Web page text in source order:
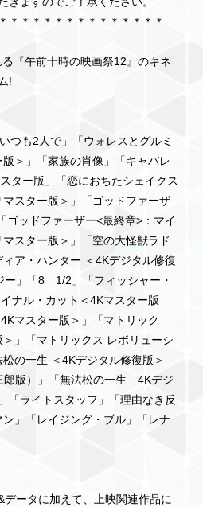
＊＊＊＊＊＊＊＊＊＊＊＊＊＊
『午前十時の映画祭12』のキネ
!
つも2人で」「ウォレスとグルミ
＞」「家族の肖像」「キャバレ
ター版」「恋におちたシェイクス
スター版＞」「ゴッドファーザ
ゴッドファーザー<最終章>：マイ
スター版＞」「空の大怪獣ラド
ア・ハンター ＜4Kデジタル修復
ー」「8 1/2」「フィッシャー・
ナル・カット＜4Kマスター版
マスター版＞」「マトリック
」「マトリックス レボリューシ
の一生 ＜4Kデジタル修復版＞
郎版）」「無法松の一生 4Kデジ
「ライトスタッフ」「理由なき反
」「レイジング・ブル」「レナ
ータに加えて、上映関連作品に